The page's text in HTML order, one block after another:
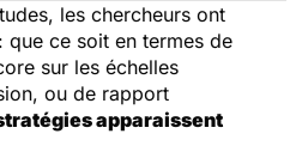
les chercheurs ont
que ce soit en termes de
sur les échelles
ou de rapport
apparaissent